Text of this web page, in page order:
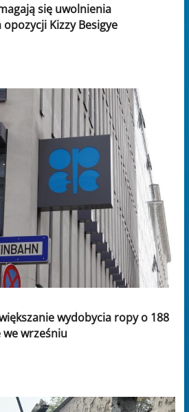
się uwolnienia
Kizzy Besigye
wydobycia ropy o 188
we wrześniu